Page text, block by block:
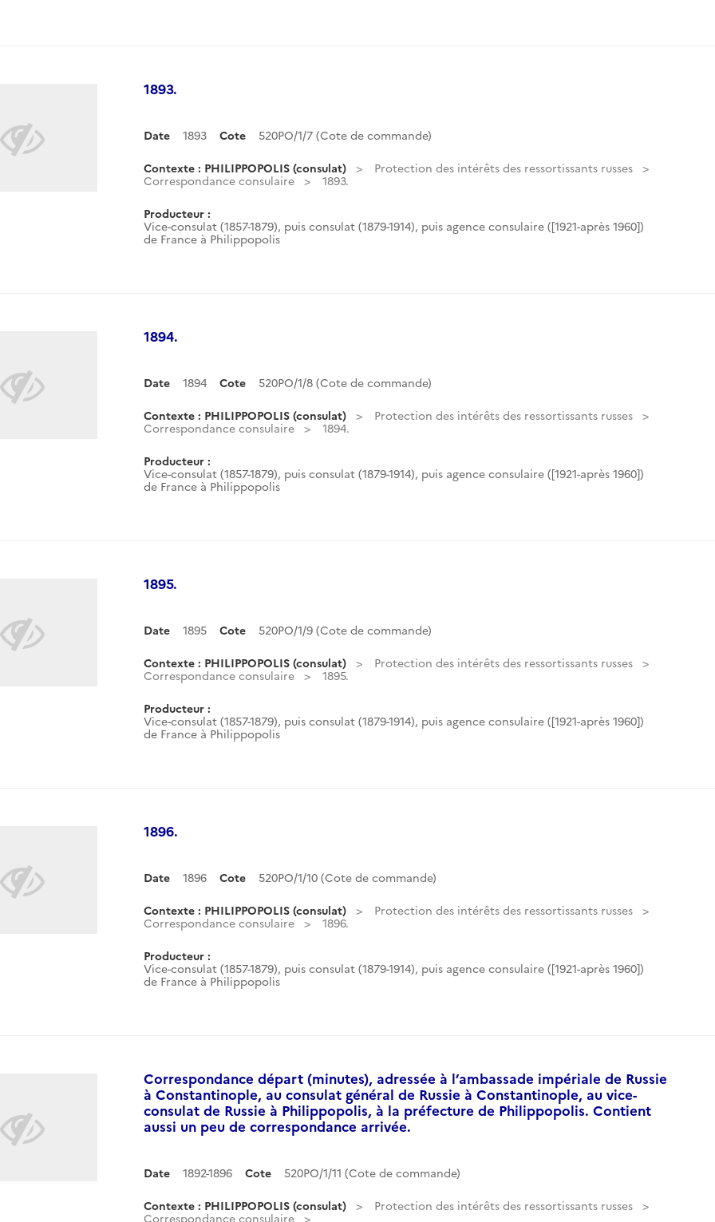
1893.
Date 1893 Cote 520PO/1/7 (Cote de commande)
Contexte : PHILIPPOPOLIS (consulat)
Protection des intérêts des ressortissants russes
Correspondance consulaire
1893.
Producteur :
Vice-consulat (1857-1879), puis consulat (1879-1914), puis agence consulaire ([1921-après 1960])
de France à Philippopolis
1894.
Date 1894 Cote 520PO/1/8 (Cote de commande)
Contexte : PHILIPPOPOLIS (consulat)
Protection des intérêts des ressortissants russes
Correspondance consulaire
1894.
Producteur :
Vice-consulat (1857-1879), puis consulat (1879-1914), puis agence consulaire ([1921-après 1960])
de France à Philippopolis
1895.
Date 1895 Cote 520PO/1/9 (Cote de commande)
Contexte : PHILIPPOPOLIS (consulat)
Protection des intérêts des ressortissants russes
Correspondance consulaire
1895.
Producteur :
Vice-consulat (1857-1879), puis consulat (1879-1914), puis agence consulaire ([1921-après 1960])
de France à Philippopolis
1896.
Date 1896 Cote 520PO/1/10 (Cote de commande)
Contexte : PHILIPPOPOLIS (consulat)
Protection des intérêts des ressortissants russes
Correspondance consulaire
1896.
Producteur :
Vice-consulat (1857-1879), puis consulat (1879-1914), puis agence consulaire ([1921-après 1960])
de France à Philippopolis
Correspondance départ (minutes), adressée à l’ambassade impériale de Russie
à Constantinople, au consulat général de Russie à Constantinople, au vice-
consulat de Russie à Philippopolis, à la préfecture de Philippopolis. Contient
aussi un peu de correspondance arrivée.
Date 1892-1896 Cote 520PO/1/11 (Cote de commande)
Contexte : PHILIPPOPOLIS (consulat)
Protection des intérêts des ressortissants russes
Correspondance consulaire